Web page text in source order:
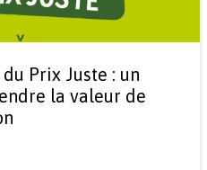
Prix Juste : un
la valeur de